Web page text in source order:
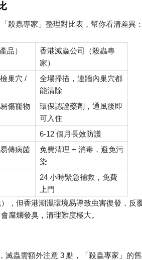
「殺蟲專家」整理對比表，幫你看清差異：
品）
香港滅蟲公司（殺蟲專
家）
巢穴 /
全場掃描，連牆內巢穴都
能清除
傷寵物
環保認證藥劑，通風後即
可入住
6-12 個月長效防護
傳病菌 免費清理 + 消毒，避免污
染
24 小時緊急補救，免費
上門
，但香港潮濕環境易導致虫害復發，反
腐爛發臭，清理難度極大。
滅蟲需額外注意 3 點，「殺蟲專家」的